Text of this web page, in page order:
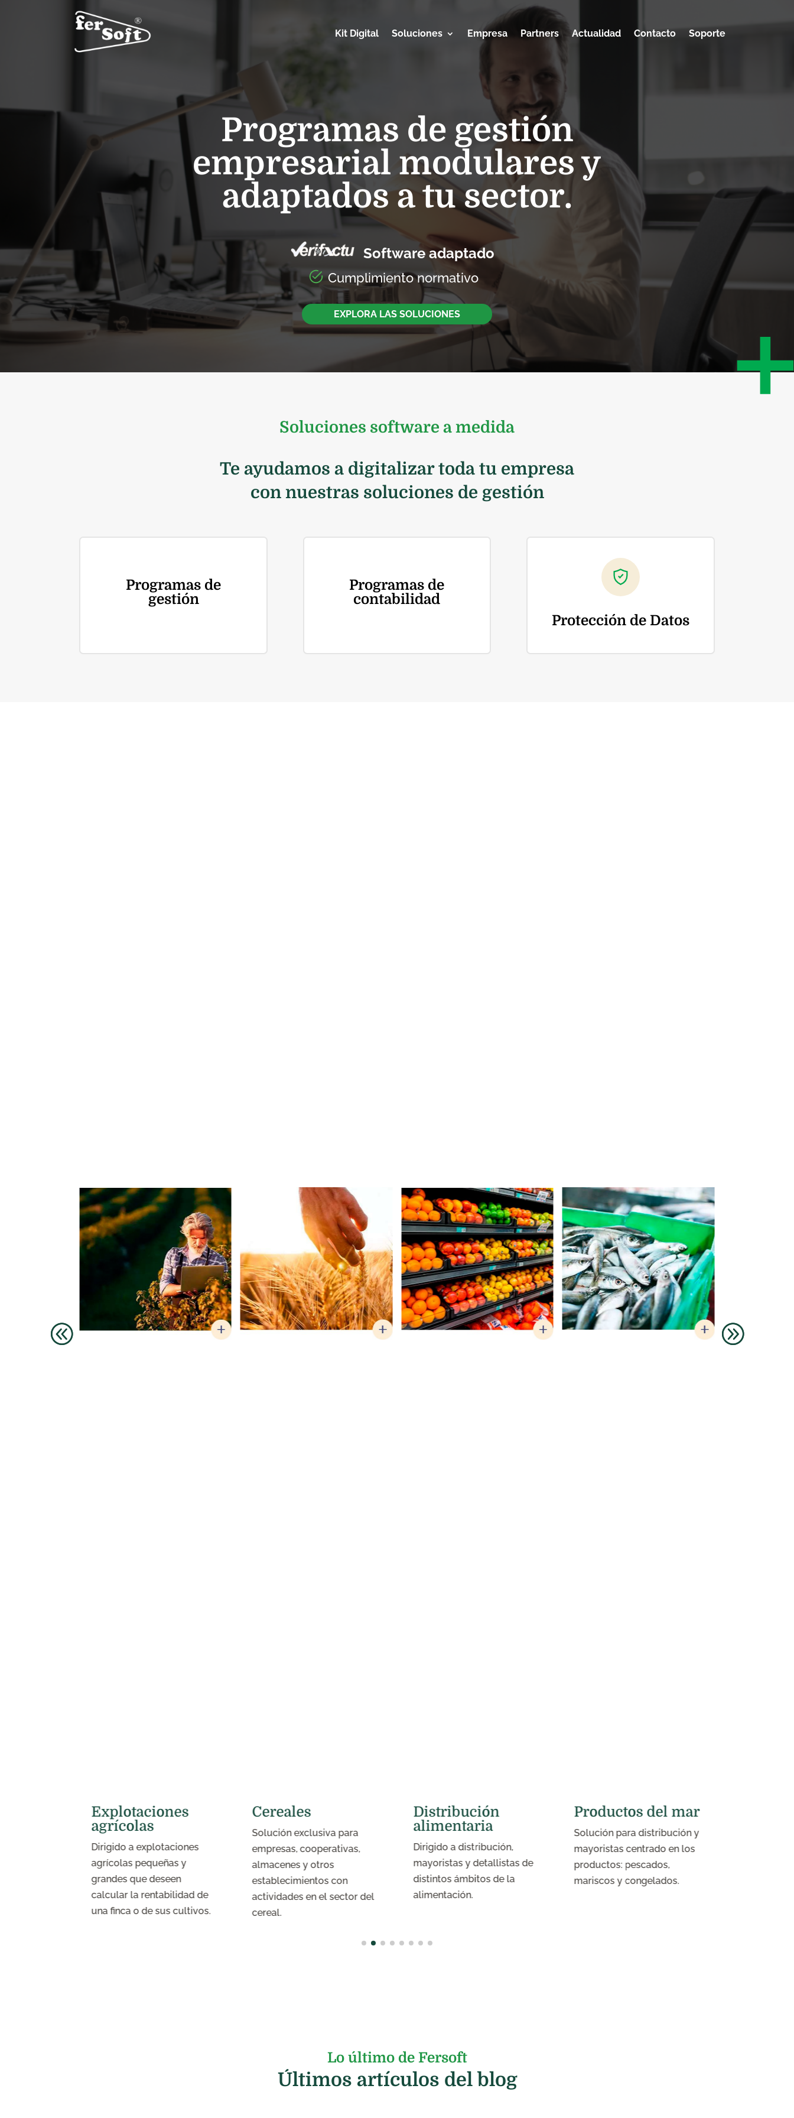
Kit Digital Soluciones Empresa Partners Actualidad Contacto Soporte
Programas de gestión
empresarial modulares y
adaptados a tu sector.
Software adaptado
Cumplimiento normativo
EXPLORA LAS SOLUCIONES
Soluciones software a medida
Te ayudamos a digitalizar toda tu empresa
con nuestras soluciones de gestión
Programas de
gestión
Programas de
contabilidad
Protección de Datos
Explotaciones
agrícolas
Dirigido a explotaciones
agrícolas pequeñas y
grandes que deseen
calcular la rentabilidad de
una finca o de sus cultivos.
Cereales
Solución exclusiva para
empresas, cooperativas,
almacenes y otros
establecimientos con
actividades en el sector del
cereal.
Distribución
alimentaria
Dirigido a distribución,
mayoristas y detallistas de
distintos ámbitos de la
alimentación.
Productos del mar
Solución para distribución y
mayoristas centrado en los
productos: pescados,
mariscos y congelados.
Lo último de Fersoft
Últimos artículos del blog